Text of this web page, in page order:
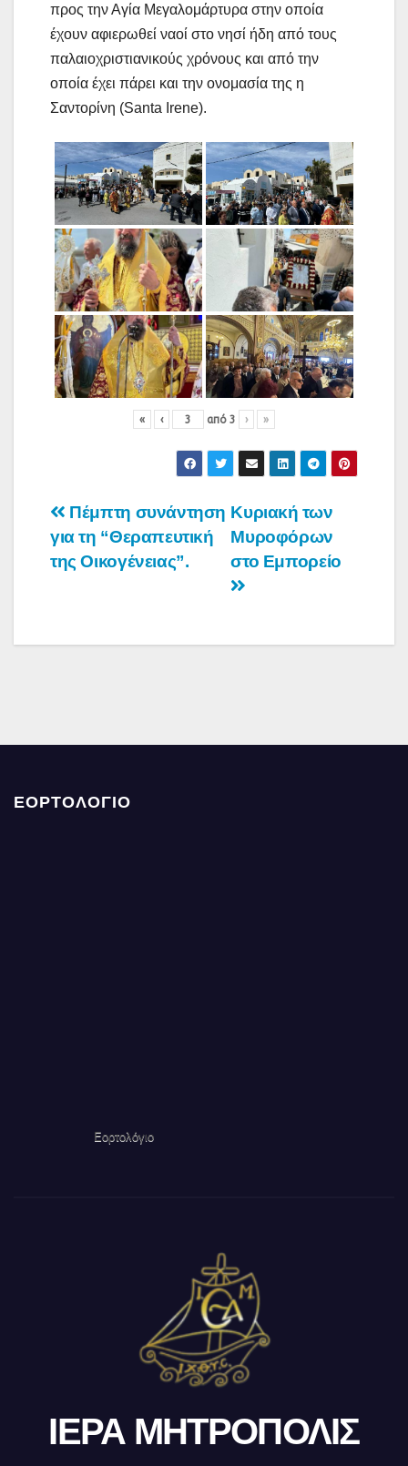
προς την Αγία Μεγαλομάρτυρα στην οποία
έχουν αφιερωθεί ναοί στο νησί ήδη από τους
παλαιοχριστιανικούς χρόνους και από την
οποία έχει πάρει και την ονομασία της η
Σαντορίνη (Santa Irene).
« ‹ από 3 › »
Πλοήγηση
άρθρων
Κυριακή των
Μυροφόρων
στο Εμπορείο
Πέμπτη συνάντηση
για τη “Θεραπευτική
της Οικογένειας”.
ΕΟΡΤΟΛΟΓΙΟ
Εορτολόγιο
ΙΕΡΑ ΜΗΤΡΟΠΟΛΙΣ